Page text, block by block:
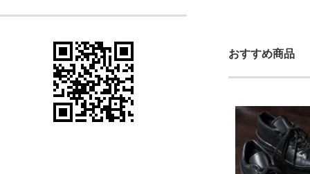
おすすめ商品